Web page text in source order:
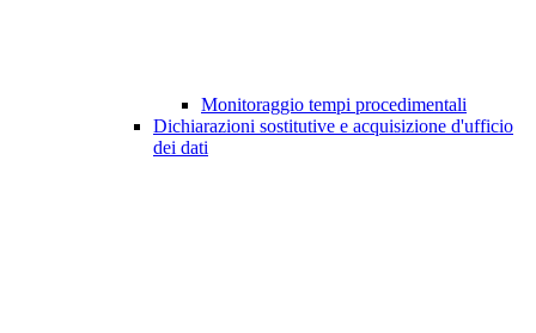
Monitoraggio tempi procedimentali
Dichiarazioni sostitutive e acquisizione d'ufficio
dei dati